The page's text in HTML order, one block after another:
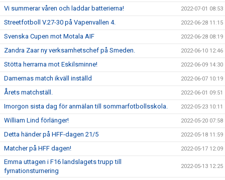
Vi summerar våren och laddar batterierna! 2022-07-01 08:53
Streetfotboll V.27-30 på Vapenvallen 4. 2022-06-28 11:15
Svenska Cupen mot Motala AIF 2022-06-28 08:19
Zandra Zaar ny verksamhetschef på Smeden. 2022-06-10 12:46
Stötta herrarna mot Eskilsminne! 2022-06-09 14:30
Damernas match ikväll inställd 2022-06-07 10:19
Årets matchställ. 2022-06-01 09:51
Imorgon sista dag för anmälan till sommarfotbollsskola. 2022-05-23 10:11
William Lind förlänger! 2022-05-20 07:58
Detta händer på HFF-dagen 21/5 2022-05-18 11:59
Matcher på HFF dagen! 2022-05-17 12:09
Emma uttagen i F16 landslagets trupp till
fyrnationsturnering
2022-05-13 12:25